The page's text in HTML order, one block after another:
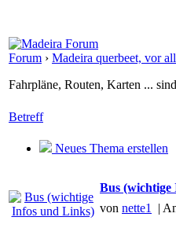
Forum › Madeira querbeet, vor
Fahrpläne, Routen, Karten ...
Betreff
Neues Thema erstellen
Bus
von nette1 |